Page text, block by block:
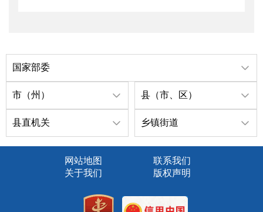
国家部委
市（州） 县（市、区）
县直机关 乡镇街道
网站地图
联系我们
关于我们
版权声明